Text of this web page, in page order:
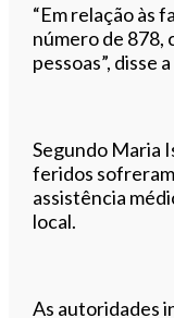
“Em relação às
número de 878,
pessoas”, disse
Segundo Maria
feridos
assistência
local.
As autoridades